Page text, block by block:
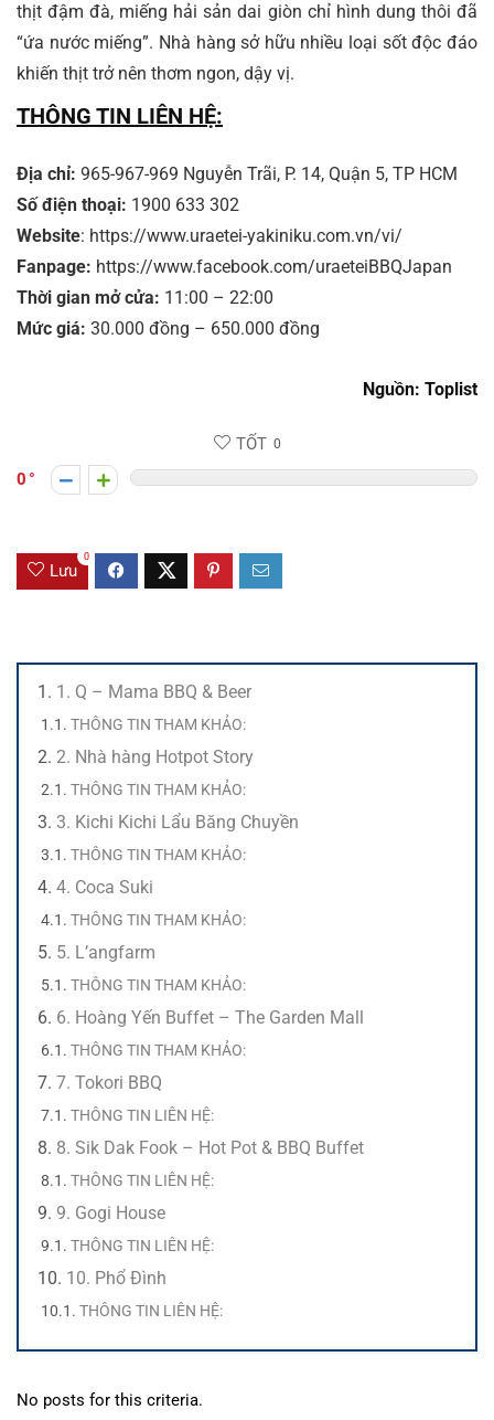
thịt đậm đà, miếng hải sản dai giòn chỉ hình dung thôi đã
“ứa nước miếng”. Nhà hàng sở hữu nhiều loại sốt độc đáo
khiến thịt trở nên thơm ngon, dậy vị.
THÔNG TIN LIÊN HỆ:
Địa chỉ: 965-967-969 Nguyễn Trãi, P. 14, Quận 5, TP HCM
Số điện thoại: 1900 633 302
Website: https://www.uraetei-yakiniku.com.vn/vi/
Fanpage: https://www.facebook.com/uraeteiBBQJapan
Thời gian mở cửa: 11:00 – 22:00
Mức giá: 30.000 đồng – 650.000 đồng
Nguồn: Toplist
TỐT 0
0
Lưu
0
1. Q – Mama BBQ & Beer
THÔNG TIN THAM KHẢO:
2. Nhà hàng Hotpot Story
THÔNG TIN THAM KHẢO:
3. Kichi Kichi Lẩu Băng Chuyền
THÔNG TIN THAM KHẢO:
4. Coca Suki
THÔNG TIN THAM KHẢO:
5. L’angfarm
THÔNG TIN THAM KHẢO:
6. Hoàng Yến Buffet – The Garden Mall
THÔNG TIN THAM KHẢO:
7. Tokori BBQ
THÔNG TIN LIÊN HỆ:
8. Sik Dak Fook – Hot Pot & BBQ Buffet
THÔNG TIN LIÊN HỆ:
9. Gogi House
THÔNG TIN LIÊN HỆ:
10. Phổ Đình
THÔNG TIN LIÊN HỆ:
No posts for this criteria.